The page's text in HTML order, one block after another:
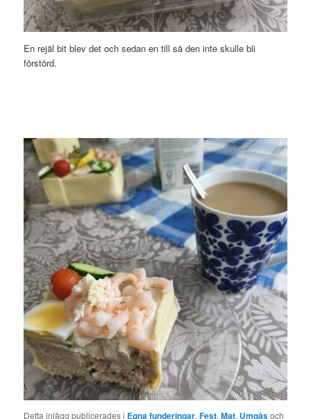
En rejäl bit blev det och sedan en till så den inte skulle bli
förstörd.
Detta inlägg publicerades i Egna funderingar,Fest,Mat, Umgåsoch